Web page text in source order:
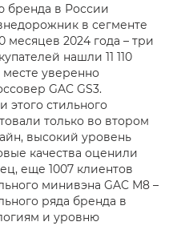
бренда в России
в сегменте
месяцев 2024 года – три
нашли 11 110
уверенно
GAC GS3.
этого стильного
только во втором
высокий уровень
качества оценили
еще 1007 клиентов
минивэна GAC М8 –
ряда бренда в
и уровню